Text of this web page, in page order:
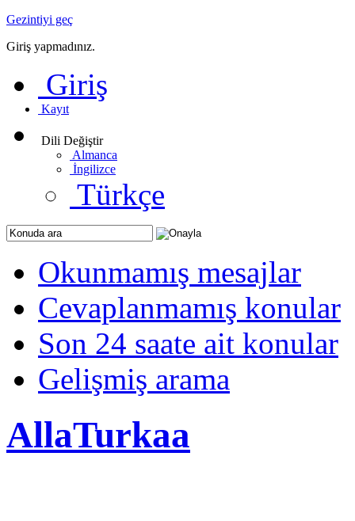
Gezintiyi geç
Giriş yapmadınız.
Giriş
Kayıt
Dili Değiştir
Almanca
İngilizce
Türkçe
Okunmamış mesajlar
Cevaplanmamış konular
Son 24 saate ait konular
Gelişmiş arama
AllaTurkaa